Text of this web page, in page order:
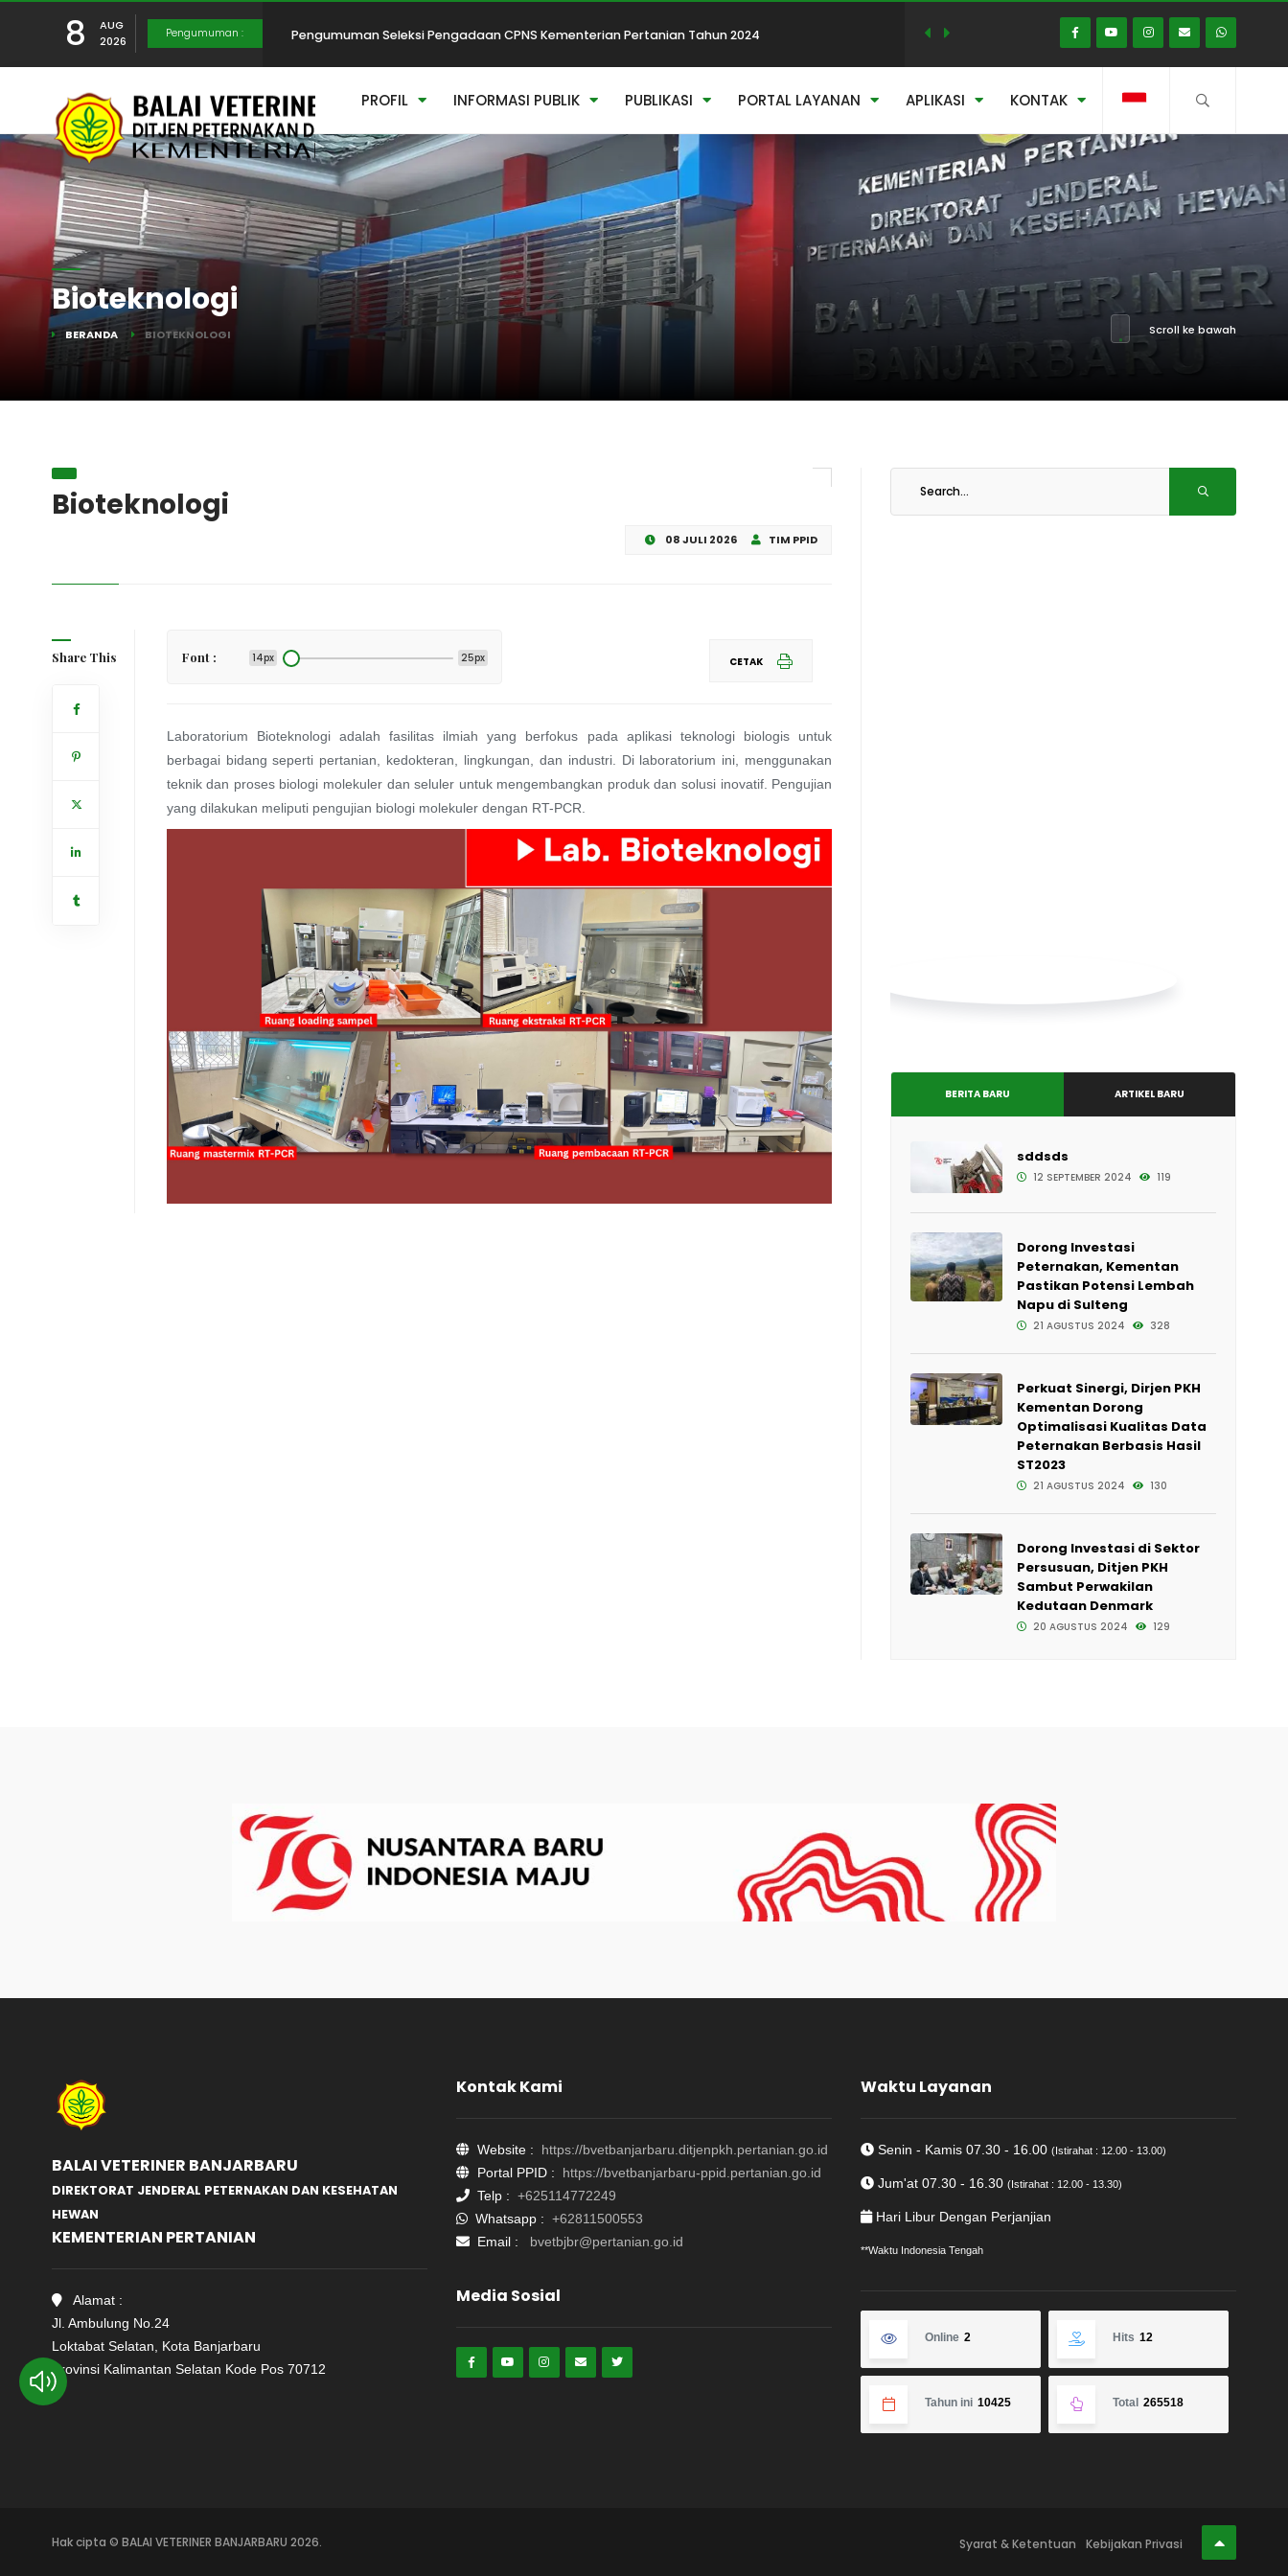
8
AUG
2026
Pengumuman : Pengumuman Seleksi Pengadaan CPNS Kementerian Pertanian Tahun 2024
Pelaksanaan Seleksi Kompetensi Teknis PPPK 2023
Penutupan Sementara Akses Aplikasi Pendaftaran Pupuk dan Pendaftaran Pestisida
Peringatan Puncak Hari Rabies Sedunia & Bulan Bakti Peternakan dan Kesehatan Hewan 2023
PROFIL INFORMASI PUBLIK PUBLIKASI PORTAL LAYANAN APLIKASI KONTAK
Bioteknologi
BERANDA BIOTEKNOLOGI Scroll ke bawah
Bioteknologi
08 JULI 2026 TIM PPID
Share This Font : 14px 25px CETAK
Laboratorium Bioteknologi adalah fasilitas ilmiah yang berfokus pada aplikasi teknologi biologis untuk
berbagai bidang seperti pertanian, kedokteran, lingkungan, dan industri. Di laboratorium ini, menggunakan
teknik dan proses biologi molekuler dan seluler untuk mengembangkan produk dan solusi inovatif. Pengujian
yang dilakukan meliputi pengujian biologi molekuler dengan RT-PCR.
BERITA BARU ARTIKEL BARU
sddsds
12 SEPTEMBER 2024 119
Dorong Investasi
Peternakan, Kementan
Pastikan Potensi Lembah
Napu di Sulteng
21 AGUSTUS 2024 328
Perkuat Sinergi, Dirjen PKH
Kementan Dorong
Optimalisasi Kualitas Data
Peternakan Berbasis Hasil
ST2023
21 AGUSTUS 2024 130
Dorong Investasi di Sektor
Persusuan, Ditjen PKH
Sambut Perwakilan
Kedutaan Denmark
20 AGUSTUS 2024 129
BALAI VETERINER BANJARBARU
DIREKTORAT JENDERAL PETERNAKAN DAN KESEHATAN
HEWAN
KEMENTERIAN PERTANIAN
Alamat :
Jl. Ambulung No.24
Loktabat Selatan, Kota Banjarbaru
Provinsi Kalimantan Selatan Kode Pos 70712
Kontak Kami
Website : https://bvetbanjarbaru.ditjenpkh.pertanian.go.id
Portal PPID : https://bvetbanjarbaru-ppid.pertanian.go.id
Telp : +625114772249
Whatsapp : +62811500553
Email :
bvetbjbr@pertanian.go.id
Media Sosial
Waktu Layanan
Senin - Kamis 07.30 - 16.00(Istirahat : 12.00 - 13.00)
Jum'at 07.30 - 16.30(Istirahat : 12.00 - 13.30)
Hari Libur Dengan Perjanjian
**Waktu Indonesia Tengah
Online 2 Hits 12
Tahun ini 10425 Total 265518
Hak cipta © BALAI VETERINER BANJARBARU 2026. Syarat & Ketentuan Kebijakan Privasi